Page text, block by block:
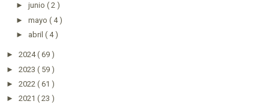
► junio ( 2 )
► mayo ( 4 )
► abril ( 4 )
► 2024( 69 )
► 2023 ( 59 )
► 2022 ( 61 )
► 2021 ( 23 )